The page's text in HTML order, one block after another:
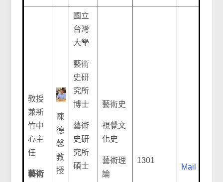
教授
兼新
竹中
心主
任
藝術
陳
德
馨
教
授
國立
台灣
大學
藝術
史研
究所
博士
藝術
史研
究所
碩士
藝術史
視覺文
化史
藝術理
論
1301
Mail